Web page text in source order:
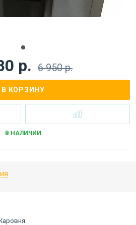
р. 6 950 р.
В КОРЗИНУ
В НАЛИЧИИ